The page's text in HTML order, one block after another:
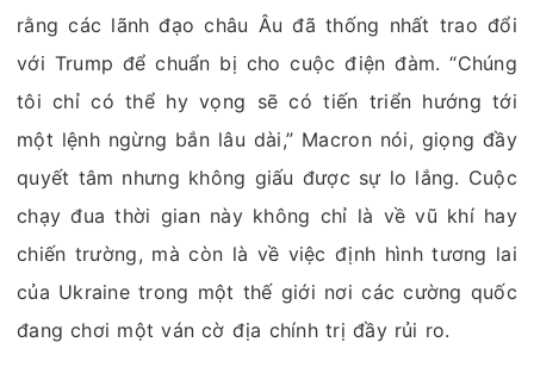
rằng các lãnh đạo châu Âu đã thống nhất trao đổi
với Trump để chuẩn bị cho cuộc điện đàm. “Chúng
tôi chỉ có thể hy vọng sẽ có tiến triển hướng tới
một lệnh ngừng bắn lâu dài,” Macron nói, giọng đầy
quyết tâm nhưng không giấu được sự lo lắng. Cuộc
chạy đua thời gian này không chỉ là về vũ khí hay
chiến trường, mà còn là về việc định hình tương lai
của Ukraine trong một thế giới nơi các cường quốc
đang chơi một ván cờ địa chính trị đầy rủi ro.